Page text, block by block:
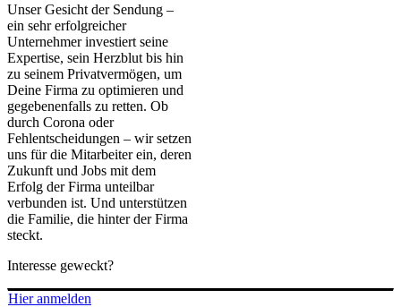
Unser Gesicht der Sendung –
ein sehr erfolgreicher
Unternehmer investiert seine
Expertise, sein Herzblut bis hin
zu seinem Privatvermögen, um
Deine Firma zu optimieren und
gegebenenfalls zu retten. Ob
durch Corona oder
Fehlentscheidungen – wir setzen
uns für die Mitarbeiter ein, deren
Zukunft und Jobs mit dem
Erfolg der Firma unteilbar
verbunden ist. Und unterstützen
die Familie, die hinter der Firma
steckt.
Interesse geweckt?
Hier anmelden